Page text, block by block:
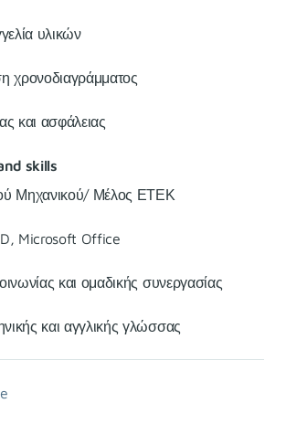
υλικών
χρονοδιαγράμματος
και ασφάλειας
skills
Μηχανικού/ Μέλος ΕΤΕΚ
Microsoft Office
και ομαδικής συνεργασίας
και αγγλικής γλώσσας